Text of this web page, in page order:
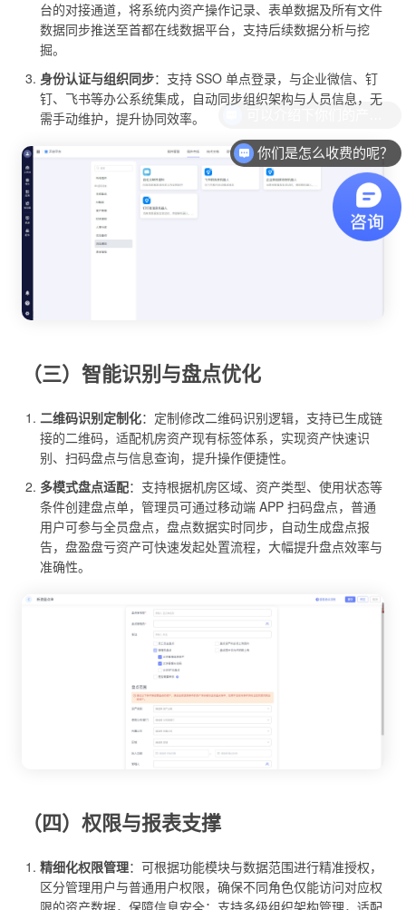
台的对接通道，将系统内资产操作记录、表单数据及所有文件
数据同步推送至首都在线数据平台，支持后续数据分析与挖
掘。
身份认证与组织同步：支持 SSO 单点登录，与企业微信、钉
钉、飞书等办公系统集成，自动同步组织架构与人员信息，无
需手动维护，提升协同效率。
（三）智能识别与盘点优化
二维码识别定制化：定制修改二维码识别逻辑，支持已生成链
接的二维码，适配机房资产现有标签体系，实现资产快速识
别、扫码盘点与信息查询，提升操作便捷性。
多模式盘点适配：支持根据机房区域、资产类型、使用状态等
条件创建盘点单，管理员可通过移动端 APP 扫码盘点，普通
用户可参与全员盘点，盘点数据实时同步，自动生成盘点报
告，盘盈盘亏资产可快速发起处置流程，大幅提升盘点效率与
准确性。
（四）权限与报表支撑
精细化权限管理：可根据功能模块与数据范围进行精准授权，
区分管理用户与普通用户权限，确保不同角色仅能访问对应权
限的资产数据，保障信息安全；支持多级组织架构管理，适配
你们是怎么收费的呢？